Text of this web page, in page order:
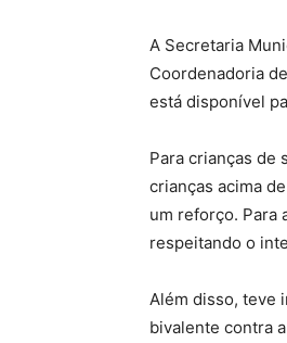
A Secretaria
Coordenadoria
está disponível
Para crianças de
crianças acima
um reforço. Para
respeitando o
Além disso, teve
bivalente contra